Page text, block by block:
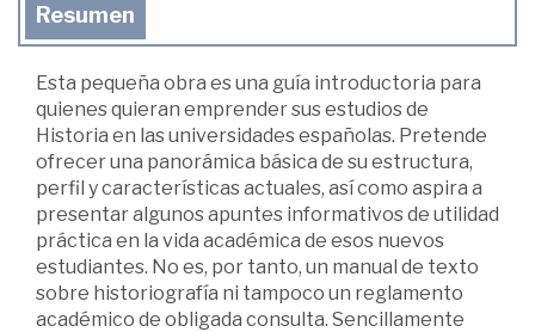
Resumen
Esta pequeña obra es una guía introductoria para
quienes quieran emprender sus estudios de
Historia en las universidades españolas. Pretende
ofrecer una panorámica básica de su estructura,
perfil y características actuales, así como aspira a
presentar algunos apuntes informativos de utilidad
práctica en la vida académica de esos nuevos
estudiantes. No es, por tanto, un manual de texto
sobre historiografía ni tampoco un reglamento
académico de obligada consulta. Sencillamente